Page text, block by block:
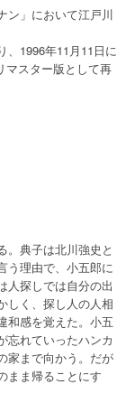
ン」において江戸川
、1996年11月11日に
マスター版として再
。典子は北川強史と
う理由で、小五郎に
人探しでは自分の出
しく、探し人の人相
和感を覚えた。小五
忘れていったハンカ
家まで向かう。だが
まま帰ることにす